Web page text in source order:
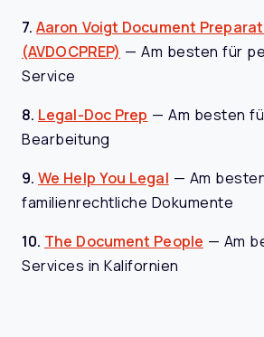
7. Aaron Voigt Document
(AVDOCPREP) —Am besten für
Service
8. Legal-Doc Prep —Am besten
Bearbeitung
9. We Help You Legal — Am
familienrechtliche Dokumente
10. The Document People — Am
Services in Kalifornien